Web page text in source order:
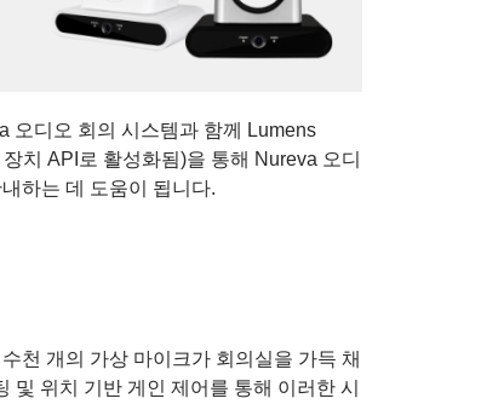
오디오 회의 시스템과 함께 Lumens
치 API로 활성화됨)을 통해 Nureva 오디
하는 데 도움이 됩니다.
천 개의 가상 마이크가 회의실을 가득 채
위치 기반 게인 제어를 통해 이러한 시